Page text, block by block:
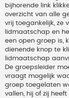
bijhorende link
overzicht van alle
vrij toegankelijk, ze
lidmaatschap en
een open groep is,
dienende knop te
lidmaatschap
De groepsleider
vraagt mogelijk
groep toegelaten
vallen, hij of zij